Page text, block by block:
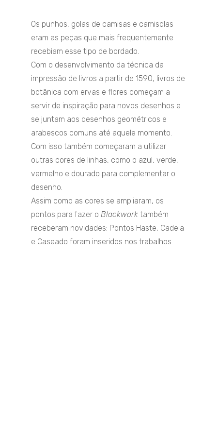
Os punhos, golas de camisas e camisolas
eram as peças que mais frequentemente
recebiam esse tipo de bordado.
Com o desenvolvimento da técnica da
impressão de livros a partir de 1590, livros de
botânica com ervas e flores começam a
servir de inspiração para novos desenhos e
se juntam aos desenhos geométricos e
arabescos comuns até aquele momento.
Com isso também começaram a utilizar
outras cores de linhas, como o azul, verde,
vermelho e dourado para complementar o
desenho.
Assim como as cores se ampliaram, os
pontos para fazer o Blackwork também
receberam novidades: Pontos Haste, Cadeia
e Caseado foram inseridos nos trabalhos.